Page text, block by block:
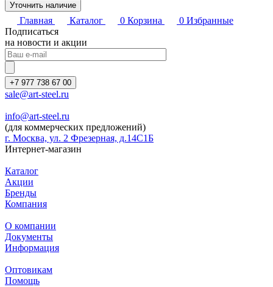
Уточнить наличие
Главная Каталог 0 Корзина 0 Избранные
Подписаться
на новости и акции
+7 977 738 67 00
sale@art-steel.ru
info@art-steel.ru
(для коммерческих предложений)
г. Москва, ул. 2 Фрезерная, д.14С1Б
Интернет-магазин
Каталог
Акции
Бренды
Компания
О компании
Документы
Информация
Оптовикам
Помощь